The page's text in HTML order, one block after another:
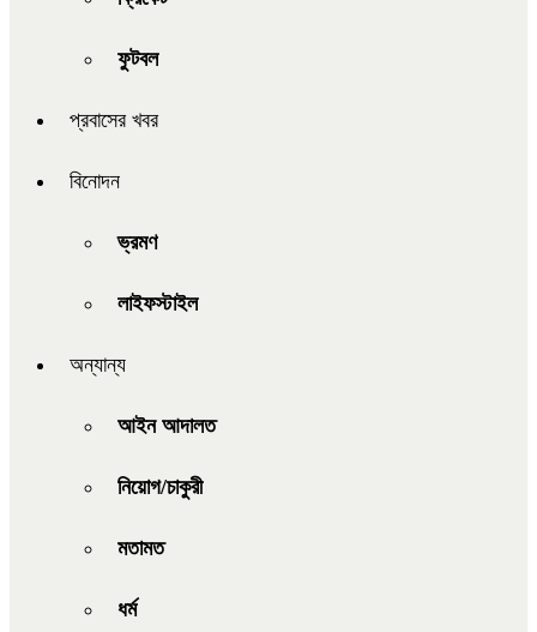
ফুটবল
প্রবাসের খবর
বিনোদন
ভ্রমণ
লাইফস্টাইল
অন্যান্য
আইন আদালত
নিয়োগ/চাকুরী
মতামত
ধর্ম